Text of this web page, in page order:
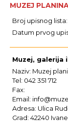
MUZEJ
Broj upisnog lista:
Datum prvog
Muzej, galerija
Naziv: Muzej
Tel: 042 351 712
Fax:
Email:
Adresa: Ulica
Grad: 42240